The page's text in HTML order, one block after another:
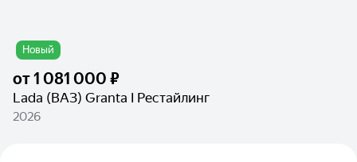
Новый
от1 081 000 ₽
Lada (ВАЗ) Granta I Рестайлинг
2026